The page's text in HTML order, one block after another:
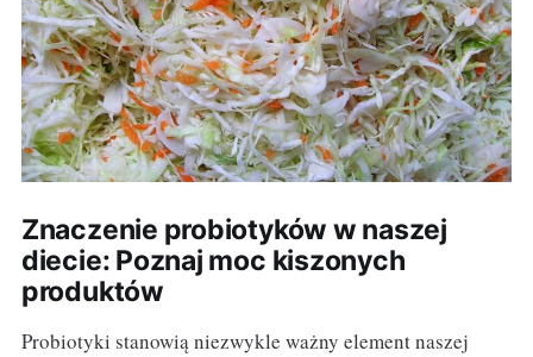
Znaczenie probiotyków w naszej
diecie: Poznaj moc kiszonych
produktów
Probiotyki stanowią niezwykle ważny element naszej